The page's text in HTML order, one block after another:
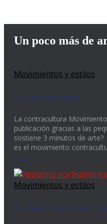
Un poco más de
Movimientos y estilos
La contracultura
La contracultura
publicación gracias a las
sostiene 3 minutos de
es el movimiento
más
Movimientos y estilos
Realismo